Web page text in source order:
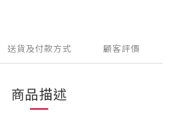
送貨及付款方式 顧客評價
商品描述